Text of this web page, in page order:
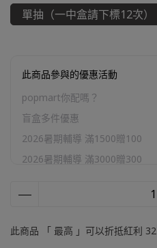
單抽（一中盒請下標12次）
此商品參與的優惠活動
popmart你配嗎？
盲盒多件優惠
2026暑期輔導 滿1500贈100
2026暑期輔導 滿3000贈300
2026暑期輔導 滿10000贈2000
此商品 「 最高 」可以折抵紅利 32